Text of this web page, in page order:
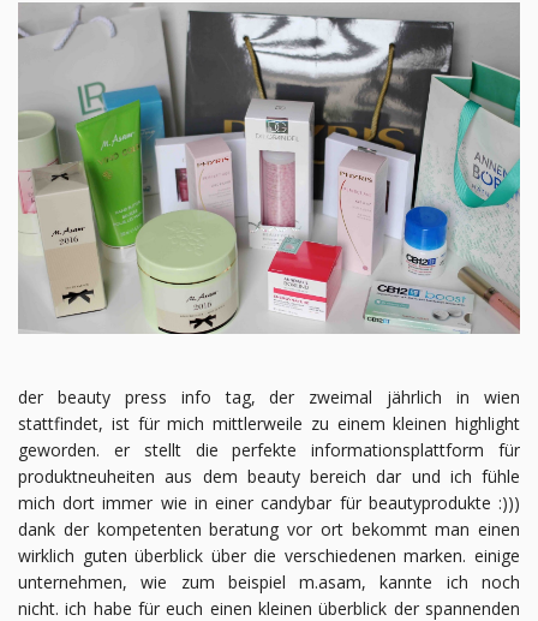
der beauty press info tag, der zweimal jährlich in wien
stattfindet, ist für mich mittlerweile zu einem kleinen highlight
geworden. er stellt die perfekte informationsplattform für
produktneuheiten aus dem beauty bereich dar und ich fühle
mich dort immer wie in einer candybar für beautyprodukte :)))
dank der kompetenten beratung vor ort bekommt man einen
wirklich guten überblick über die verschiedenen marken. einige
unternehmen, wie zum beispiel m.asam, kannte ich noch
nicht. ich habe für euch einen kleinen überblick der spannenden